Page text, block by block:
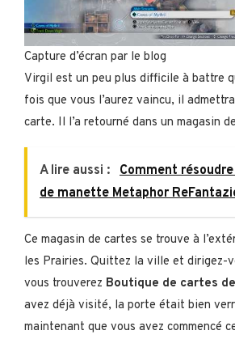
Capture d’écran par le blog
Virgil est un peu plus difficile à battre
fois que vous l’aurez vaincu, il admettra
carte. Il l’a retourné dans un magasin
A lire aussi : Comment
de manette Metaphor
Ce magasin de cartes se trouve à
les Prairies. Quittez la ville et dirigez-
vous trouverez Boutique de cartes
avez déjà visité, la porte était bien
maintenant que vous avez commencé